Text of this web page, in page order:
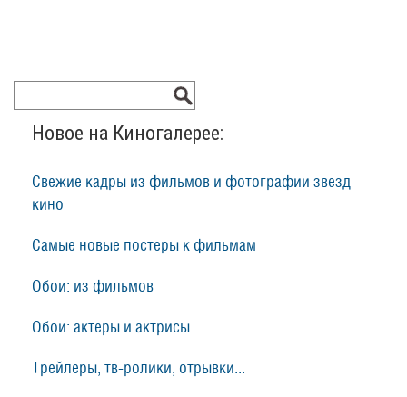
Новое на Киногалерее:
Свежие кадры из фильмов и фотографии звезд
кино
Самые новые постеры к фильмам
Обои: из фильмов
Обои: актеры и актрисы
Трейлеры, тв-ролики, отрывки...